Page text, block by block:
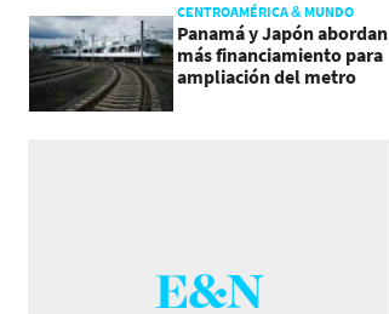
CENTROAMÉRICA & MUNDO
Panamá y Japón abordan
más financiamiento para
ampliación del metro